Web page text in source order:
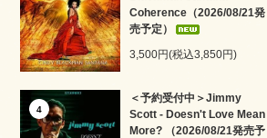
Coherence（2026/08/21発
売予定）
3,500円(税込3,850円)
4
＜予約受付中＞Jimmy
Scott - Doesn't Love Mean
More? （2026/08/21発売予